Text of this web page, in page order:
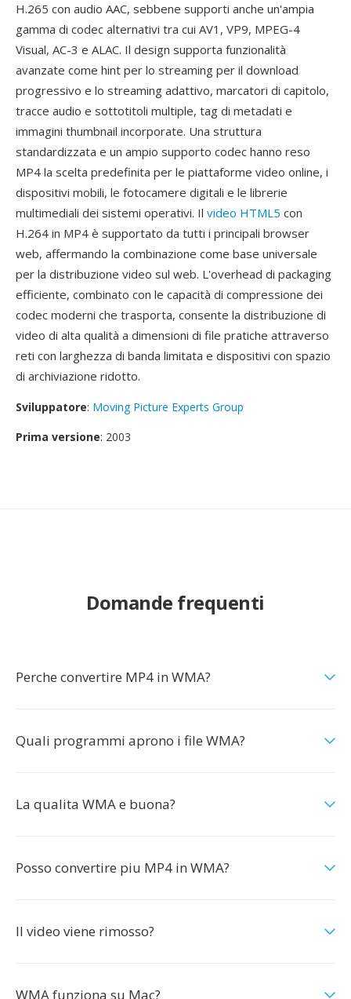
H.265 con audio AAC, sebbene supporti anche un'ampia
gamma di codec alternativi tra cui AV1, VP9, MPEG-4
Visual, AC-3 e ALAC. Il design supporta funzionalità
avanzate come hint per lo streaming per il download
progressivo e lo streaming adattivo, marcatori di capitolo,
tracce audio e sottotitoli multiple, tag di metadati e
immagini thumbnail incorporate. Una struttura
standardizzata e un ampio supporto codec hanno reso
MP4 la scelta predefinita per le piattaforme video online, i
dispositivi mobili, le fotocamere digitali e le librerie
multimediali dei sistemi operativi. Il video HTML5 con
H.264 in MP4 è supportato da tutti i principali browser
web, affermando la combinazione come base universale
per la distribuzione video sul web. L'overhead di packaging
efficiente, combinato con le capacità di compressione dei
codec moderni che trasporta, consente la distribuzione di
video di alta qualità a dimensioni di file pratiche attraverso
reti con larghezza di banda limitata e dispositivi con spazio
di archiviazione ridotto.
Sviluppatore: Moving Picture Experts Group
Prima versione: 2003
Domande frequenti
Perche convertire MP4 in WMA?
Quali programmi aprono i file WMA?
La qualita WMA e buona?
Posso convertire piu MP4 in WMA?
Il video viene rimosso?
WMA funziona su Mac?